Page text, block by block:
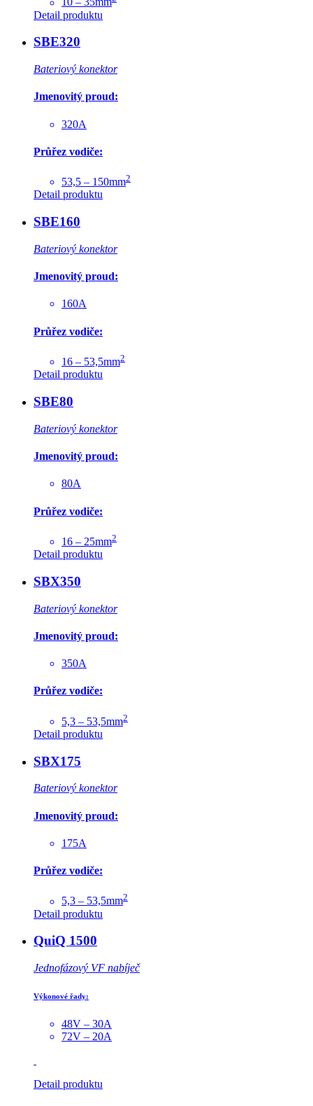
Detail produktu
SBE320
Bateriový konektor
Jmenovitý proud:
320A
Průřez vodiče:
53,5 – 150mm2
Detail produktu
SBE160
Bateriový konektor
Jmenovitý proud:
160A
Průřez vodiče:
16 – 53,5mm2
Detail produktu
SBE80
Bateriový konektor
Jmenovitý proud:
80A
Průřez vodiče:
16 – 25mm2
Detail produktu
SBX350
Bateriový konektor
Jmenovitý proud:
350A
Průřez vodiče:
5,3 – 53,5mm2
Detail produktu
SBX175
Bateriový konektor
Jmenovitý proud:
175A
Průřez vodiče:
5,3 – 53,5mm2
Detail produktu
QuiQ 1500
Jednofázový VF nabíječ
Výkonové řady:
48V – 30A
72V – 20A
Detail produktu